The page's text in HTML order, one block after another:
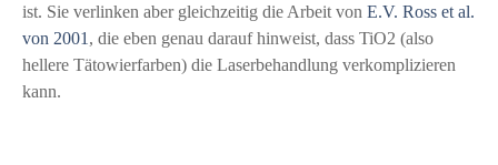
ist. Sie verlinken aber gleichzeitig die Arbeit von E.V. Ross et al.
von 2001 , die eben genau darauf hinweist, dass TiO2 (also
hellere Tätowierfarben) die Laserbehandlung verkomplizieren
kann.